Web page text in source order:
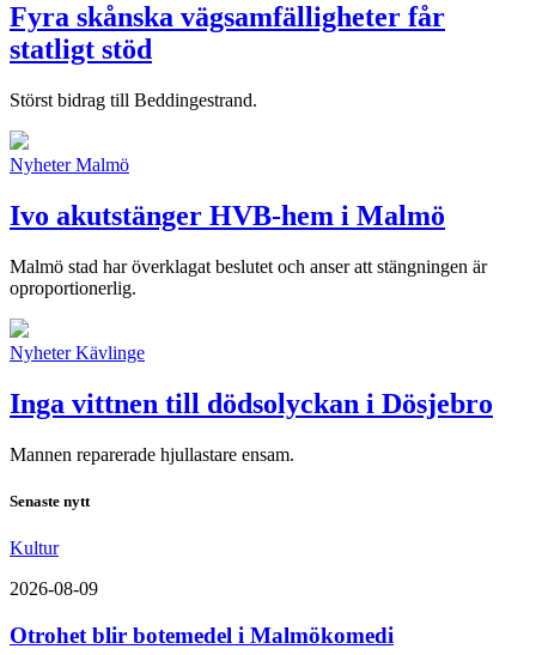
Fyra skånska vägsamfälligheter får
statligt stöd
Störst bidrag till Beddingestrand.
Nyheter Malmö
Ivo akutstänger HVB-hem i Malmö
Malmö stad har överklagat beslutet och anser att stängningen är
oproportionerlig.
Nyheter Kävlinge
Inga vittnen till dödsolyckan i Dösjebro
Mannen reparerade hjullastare ensam.
Senaste nytt
Kultur
2026-08-09
Otrohet blir botemedel i Malmökomedi